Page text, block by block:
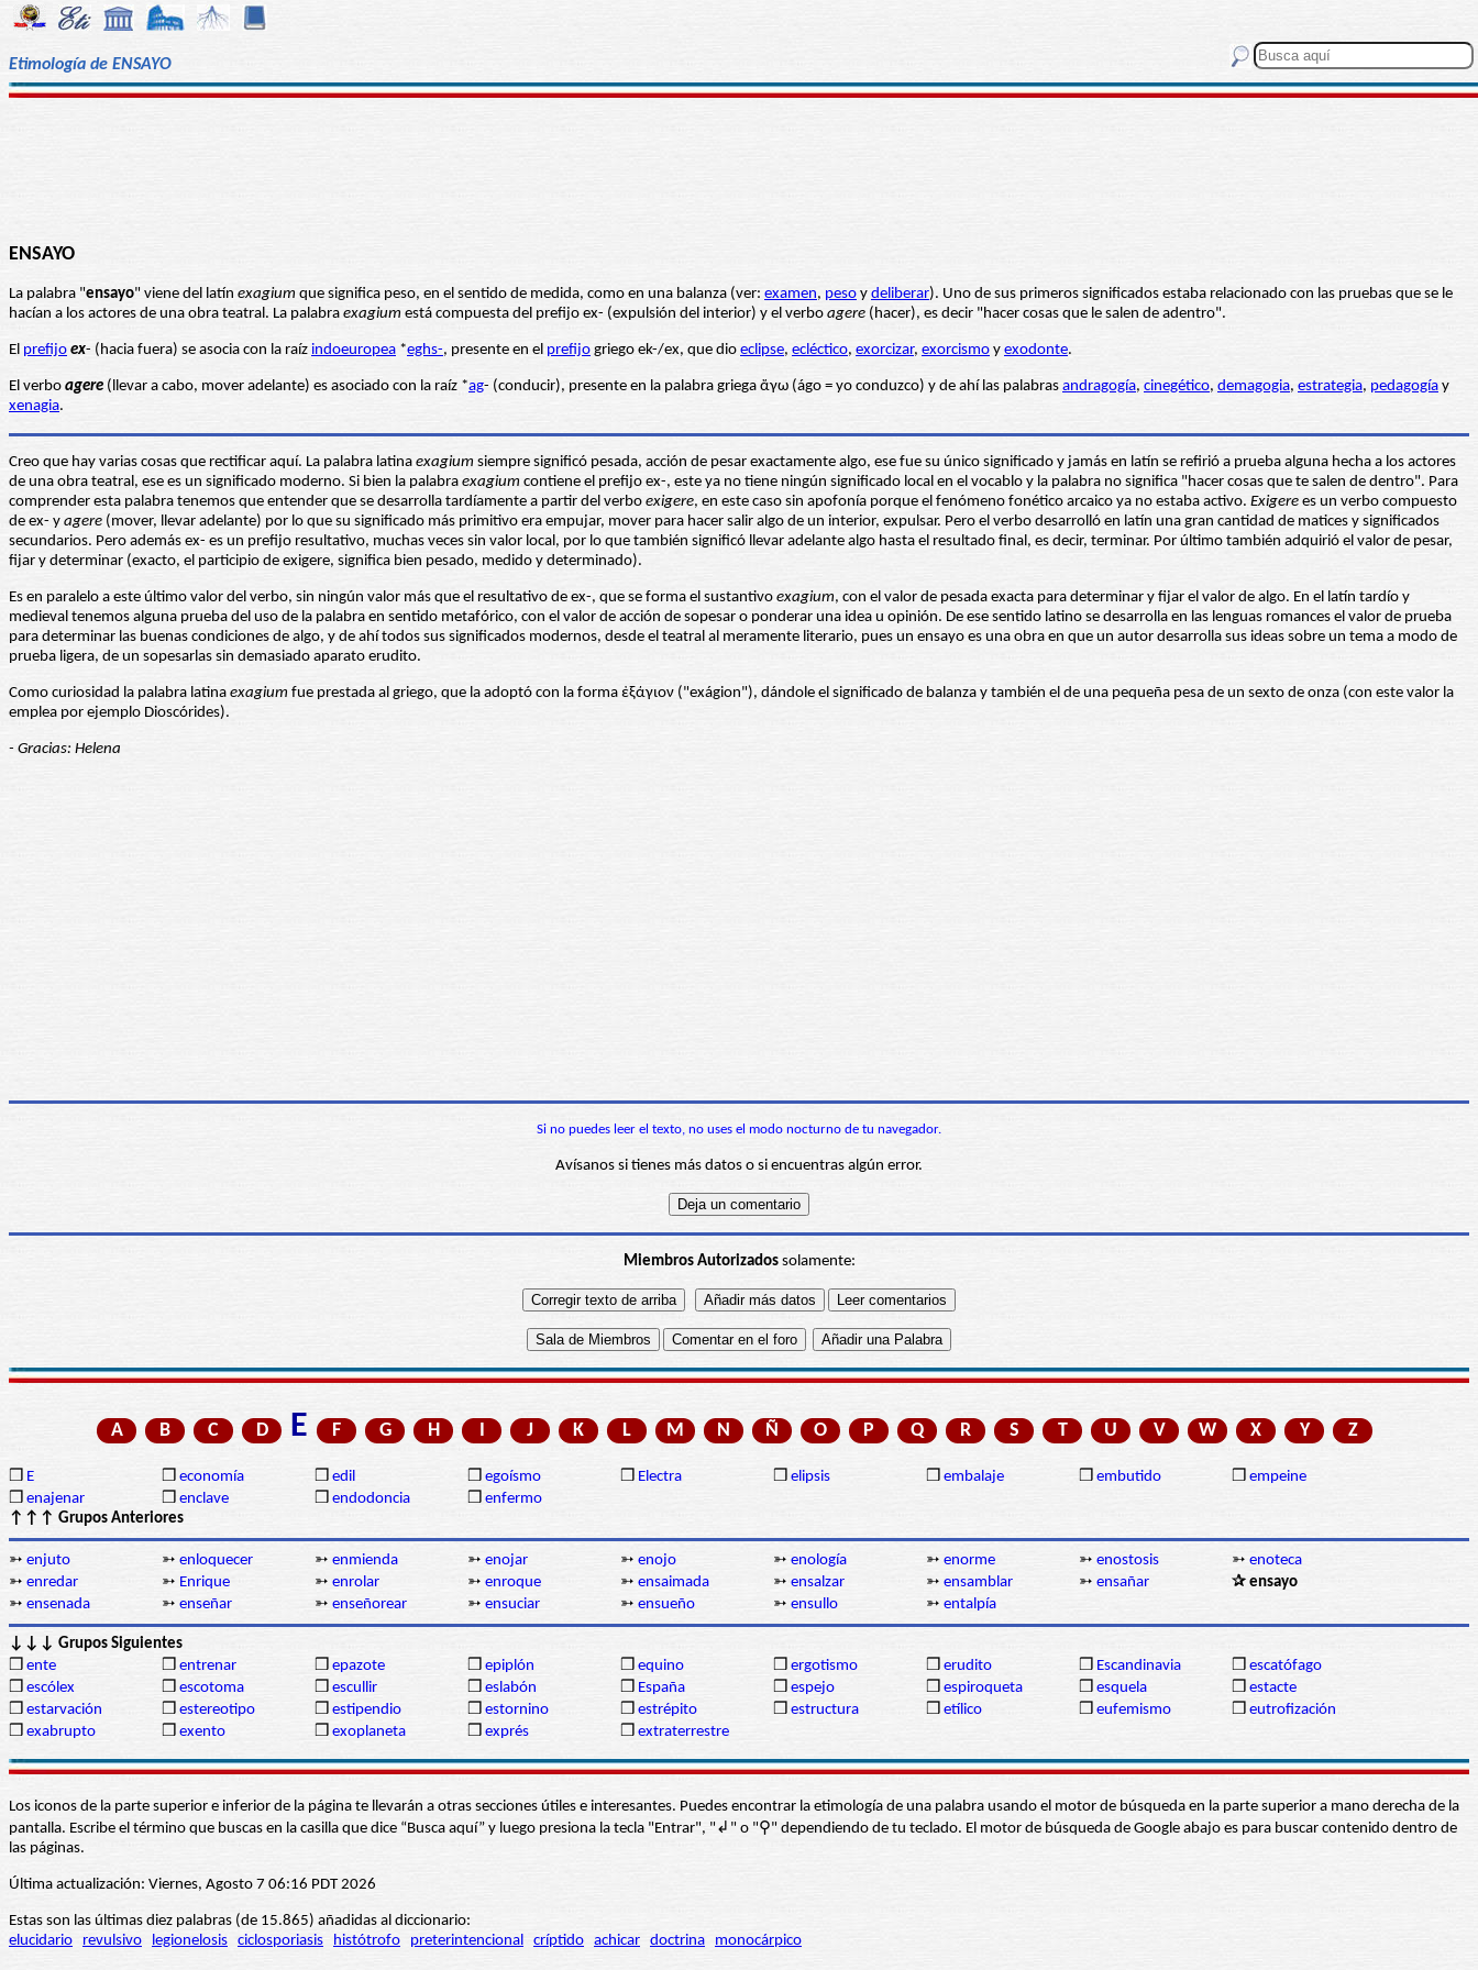
Etimología de ENSAYO
ENSAYO
La palabra "ensayo" viene del latín exagium que significa peso, en el sentido de medida, como en una balanza (ver: examen, peso y deliberar). Uno de sus primeros significados estaba relacionado con las pruebas que se le
hacían a los actores de una obra teatral. La palabra exagium está compuesta del prefijo ex- (expulsión del interior) y el verbo agere (hacer), es decir "hacer cosas que le salen de adentro".
El prefijo ex- (hacia fuera) se asocia con la raíz indoeuropea *eghs-, presente en el prefijo griego ek-/ex, que dio eclipse, ecléctico, exorcizar, exorcismo y exodonte.
El verbo agere (llevar a cabo, mover adelante) es asociado con la raíz *ag- (conducir), presente en la palabra griega ἄγω (ágo = yo conduzco) y de ahí las palabras andragogía, cinegético, demagogia, estrategia, pedagogía y
xenagia.
Creo que hay varias cosas que rectificar aquí. La palabra latina exagium siempre significó pesada, acción de pesar exactamente algo, ese fue su único significado y jamás en latín se refirió a prueba alguna hecha a los actores
de una obra teatral, ese es un significado moderno. Si bien la palabra exagium contiene el prefijo ex-, este ya no tiene ningún significado local en el vocablo y la palabra no significa "hacer cosas que te salen de dentro". Para
comprender esta palabra tenemos que entender que se desarrolla tardíamente a partir del verbo exigere, en este caso sin apofonía porque el fenómeno fonético arcaico ya no estaba activo. Exigere es un verbo compuesto
de ex- y agere (mover, llevar adelante) por lo que su significado más primitivo era empujar, mover para hacer salir algo de un interior, expulsar. Pero el verbo desarrolló en latín una gran cantidad de matices y significados
secundarios. Pero además ex- es un prefijo resultativo, muchas veces sin valor local, por lo que también significó llevar adelante algo hasta el resultado final, es decir, terminar. Por último también adquirió el valor de pesar,
fijar y determinar (exacto, el participio de exigere, significa bien pesado, medido y determinado).
Es en paralelo a este último valor del verbo, sin ningún valor más que el resultativo de ex-, que se forma el sustantivo exagium, con el valor de pesada exacta para determinar y fijar el valor de algo. En el latín tardío y
medieval tenemos alguna prueba del uso de la palabra en sentido metafórico, con el valor de acción de sopesar o ponderar una idea u opinión. De ese sentido latino se desarrolla en las lenguas romances el valor de prueba
para determinar las buenas condiciones de algo, y de ahí todos sus significados modernos, desde el teatral al meramente literario, pues un ensayo es una obra en que un autor desarrolla sus ideas sobre un tema a modo de
prueba ligera, de un sopesarlas sin demasiado aparato erudito.
Como curiosidad la palabra latina exagium fue prestada al griego, que la adoptó con la forma ἐξάγιον ("exágion"), dándole el significado de balanza y también el de una pequeña pesa de un sexto de onza (con este valor la
emplea por ejemplo Dioscórides).
- Gracias: Helena
Si no puedes leer el texto, no uses el modo nocturno de tu navegador.
Avísanos si tienes más datos o si encuentras algún error.
Miembros Autorizadossolamente:
A B C D E F G H I J K L M N Ñ O P Q R S T U V W X Y Z
❒ E ❒ economía ❒ edil ❒ egoísmo ❒ Electra ❒ elipsis ❒ embalaje ❒ embutido ❒ empeine
❒ enajenar ❒ enclave ❒ endodoncia ❒ enfermo
↑↑↑ Grupos Anteriores
➳ enjuto ➳ enloquecer ➳ enmienda ➳ enojar ➳ enojo ➳ enología ➳ enorme ➳ enostosis ➳ enoteca
➳ enredar ➳ Enrique ➳ enrolar ➳ enroque ➳ ensaimada ➳ ensalzar ➳ ensamblar ➳ ensañar
✰ ensayo
➳ ensenada ➳ enseñar ➳ enseñorear ➳ ensuciar ➳ ensueño ➳ ensullo ➳ entalpía
↓↓↓ Grupos Siguientes
❒ ente ❒ entrenar ❒ epazote ❒ epiplón ❒ equino ❒ ergotismo ❒ erudito ❒ Escandinavia ❒ escatófago
❒ escólex ❒ escotoma ❒ escullir ❒ eslabón ❒ España ❒ espejo ❒ espiroqueta ❒ esquela ❒ estacte
❒ estarvación ❒ estereotipo ❒ estipendio ❒ estornino ❒ estrépito ❒ estructura ❒ etílico ❒ eufemismo ❒ eutrofización
❒ exabrupto ❒ exento ❒ exoplaneta ❒ exprés ❒ extraterrestre
Los iconos de la parte superior e inferior de la página te llevarán a otras secciones útiles e interesantes. Puedes encontrar la etimología de una palabra usando el motor de búsqueda en la parte superior a mano derecha de la
pantalla. Escribe el término que buscas en la casilla que dice “Busca aquí” y luego presiona la tecla "Entrar", "↲" o "⚲" dependiendo de tu teclado. El motor de búsqueda de Google abajo es para buscar contenido dentro de
las páginas.
Última actualización: Viernes, Agosto 7 06:16 PDT 2026
Estas son las últimas diez palabras (de 15.865) añadidas al diccionario:
elucidario
revulsivo legionelosis ciclosporiasis histótrofo preterintencional críptido achicar doctrina monocárpico